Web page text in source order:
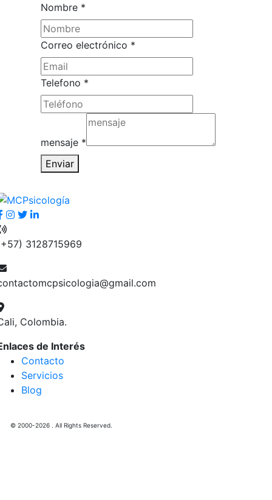
Nombre *
electrónico
Correo
Nombre
Correo electrónico *
Telefono *
mensaje *
Enviar
3128715969
Colombia.
de Interés
Contacto
Servicios
Blog
© 2000-2026 . All Rights Reserved.